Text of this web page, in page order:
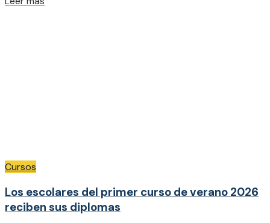
Cursos
Los escolares del primer curso de verano 2026
reciben sus diplomas